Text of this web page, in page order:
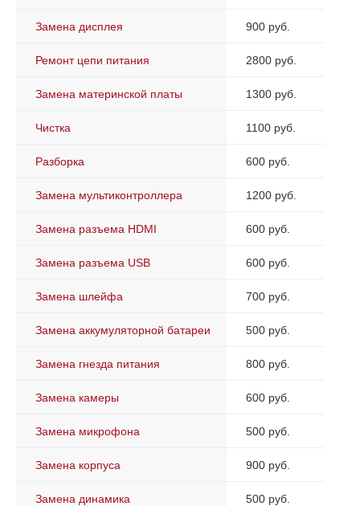
Замена дисплея 900 руб.
Ремонт цепи питания 2800 руб.
Замена материнской платы 1300 руб.
Чистка 1100 руб.
Разборка 600 руб.
Замена мультиконтроллера 1200 руб.
Замена разъема HDMI 600 руб.
Замена разъема USB 600 руб.
Замена шлейфа 700 руб.
Замена аккумуляторной батареи 500 руб.
Замена гнезда питания 800 руб.
Замена камеры 600 руб.
Замена микрофона 500 руб.
Замена корпуса 900 руб.
Замена динамика 500 руб.